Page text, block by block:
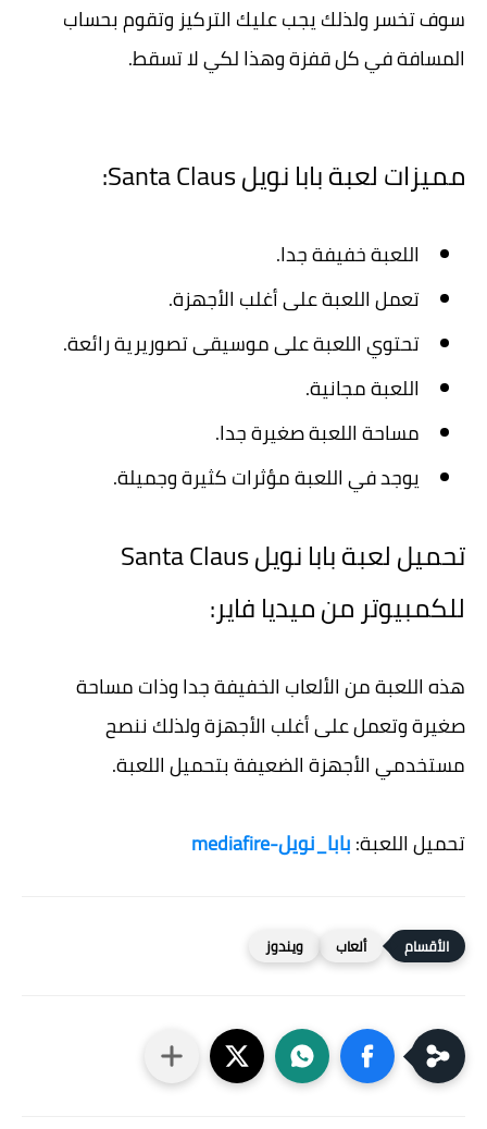
سوف تخسر ولذلك يجب عليك التركيز وتقوم بحساب
المسافة في كل قفزة وهذا لكي لا تسقط.
مميزات لعبة بابا نويل Santa Claus:
اللعبة خفيفة جدا.
تعمل اللعبة على أغلب الأجهزة.
تحتوي اللعبة على موسيقى تصوريرية رائعة.
اللعبة مجانية.
مساحة اللعبة صغيرة جدا.
يوجد في اللعبة مؤثرات كثيرة وجميلة.
تحميل لعبة بابا نويل Santa Claus
للكمبيوتر من ميديا فاير:
هذه اللعبة من الألعاب الخفيفة جدا وذات مساحة
صغيرة وتعمل على أغلب الأجهزة ولذلك ننصح
مستخدمي الأجهزة الضعيفة بتحميل اللعبة.
تحميل اللعبة:بابا_نويل-mediafire
ألعاب ويندوز